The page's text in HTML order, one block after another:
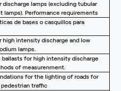
discharge lamps (excluding tubular
lamps). Performance requirements
de bases o casquillos para
high intensity discharge and low
lamps.
ballasts for high intensity discharge
of measurenment.
for the lighting of roads for
traffic